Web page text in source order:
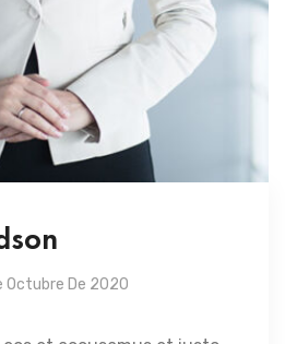
Octubre De 2020